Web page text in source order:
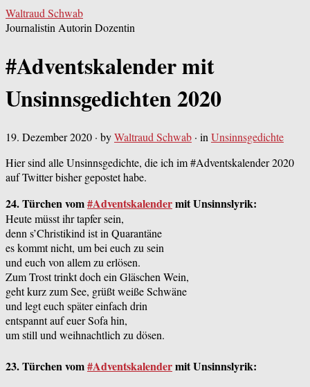
Waltraud Schwab
Journalistin Autorin Dozentin
#Adventskalender mit
Unsinnsgedichten 2020
19. Dezember 2020 · byWaltraud Schwab · in Unsinnsgedichte
Hier sind alle Unsinnsgedichte, die ich im #Adventskalender 2020
auf Twitter bisher gepostet habe.
24. Türchen vom#Adventskalendermit Unsinnslyrik:
Heute müsst ihr tapfer sein,
denn s’Christikind ist in Quarantäne
es kommt nicht, um bei euch zu sein
und euch von allem zu erlösen.
Zum Trost trinkt doch ein Gläschen Wein,
geht kurz zum See, grüßt weiße Schwäne
und legt euch später einfach drin
entspannt auf euer Sofa hin,
um still und weihnachtlich zu dösen.
23. Türchen vom#Adventskalendermit Unsinnslyrik: